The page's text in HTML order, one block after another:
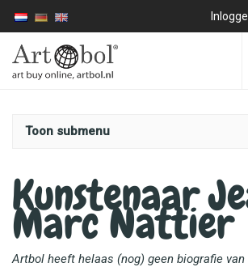
Toon submenu
Kunstenaar
Marc Nattier
Artbol heeft helaas (nog) geen biografie van